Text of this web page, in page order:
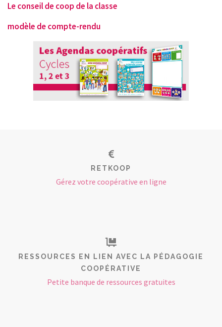
Le conseil de coop de la classe
modèle de compte-rendu
RETKOOP
Gérez votre coopérative en ligne
RESSOURCES EN LIEN AVEC LA PÉDAGOGIE
COOPÉRATIVE
Petite banque de ressources gratuites